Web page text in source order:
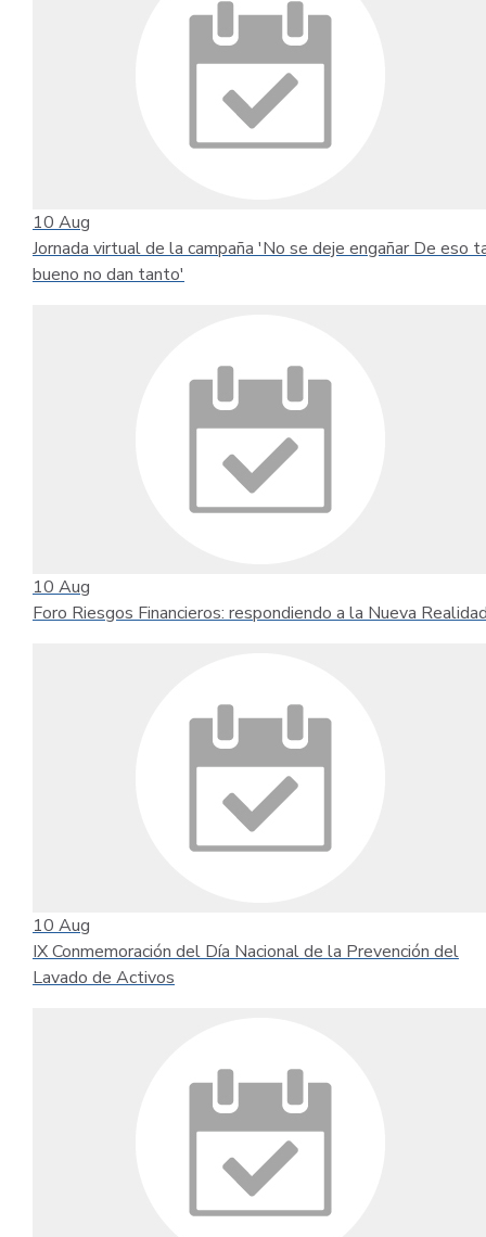
10 Aug
Jornada virtual de la campaña 'No se deje engañar De eso
bueno no dan tanto'
10 Aug
Foro Riesgos Financieros: respondiendo a la Nueva
10 Aug
IX Conmemoración del Día Nacional de la Prevención del
Lavado de Activos